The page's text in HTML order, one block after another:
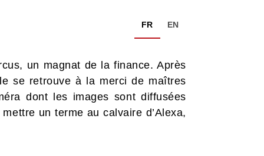
FR EN
un magnat de la finance. Après
se retrouve à la merci de maîtres
dont les images sont diffusées
un terme au calvaire d’Alexa,